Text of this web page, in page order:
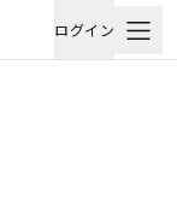
ログイン